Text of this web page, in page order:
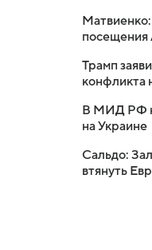
Матвиенко:
Трамп
конфликта
В МИД РФ
на Украине
Сальдо:
втянуть